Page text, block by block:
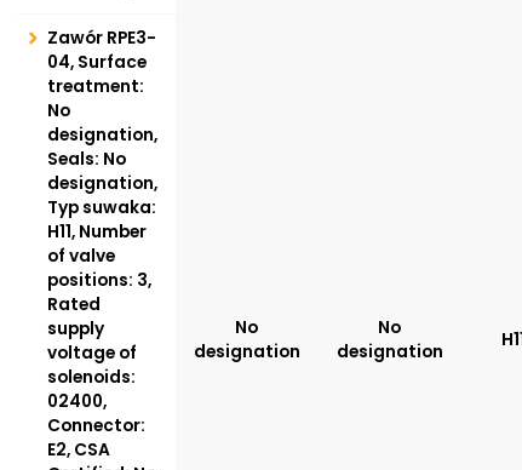
Zawór RPE3-
04, Surface
treatment:
No
designation,
Seals: No
designation,
Typ suwaka:
H11, Number
of valve
positions: 3,
Rated
supply
voltage of
solenoids:
02400,
Connector:
E2, CSA
No
designation
No
designation